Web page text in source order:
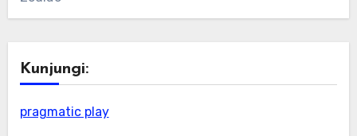
Kunjungi:
pragmatic play